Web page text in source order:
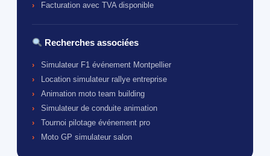
Facturation avec TVA disponible
Recherches associées
Simulateur F1 événement Montpellier
Location simulateur rallye entreprise
Animation moto team building
Simulateur de conduite animation
Tournoi pilotage événement pro
Moto GP simulateur salon